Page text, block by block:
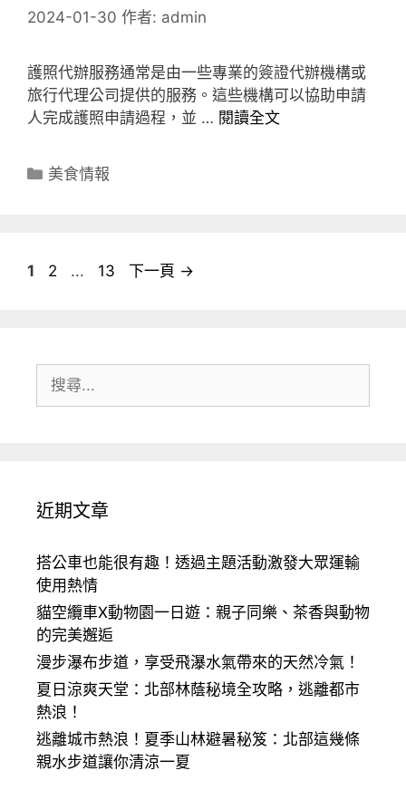
2024-01-30 作者: admin
護照代辦服務通常是由一些專業的簽證代辦機構或
旅行代理公司提供的服務。這些機構可以協助申請
人完成護照申請過程，並 … 閱讀全文
分
美食情報
頁
1
頁
2 ...
頁
13 下一頁 →
尋:
近期文章
搭公車也能很有趣！透過主題活動激發大眾運輸
使用熱情
貓空纜車X動物園一日遊：親子同樂、茶香與動物
的完美邂逅
漫步瀑布步道，享受飛瀑水氣帶來的天然冷氣！
夏日涼爽天堂：北部林蔭秘境全攻略，逃離都市
熱浪！
逃離城市熱浪！夏季山林避暑秘笈：北部這幾條
親水步道讓你清涼一夏